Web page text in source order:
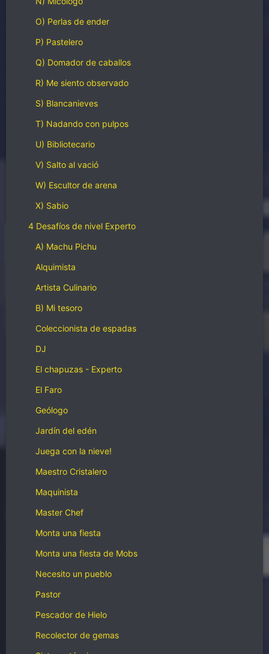
O) Perlas de ender
P) Pastelero
Q) Domador de caballos
R) Me siento observado
S) Blancanieves
T) Nadando con pulpos
U) Bibliotecario
V) Salto al vació
W) Escultor de arena
X) Sabio
4 Desafíos de nivel Experto
A) Machu Pichu
Alquimista
Artista Culinario
B) Mi tesoro
Coleccionista de espadas
DJ
El chapuzas - Experto
El Faro
Geólogo
Jardín del edén
Juega con la nieve!
Maestro Cristalero
Maquinista
Master Chef
Monta una fiesta
Monta una fiesta de Mobs
Necesito un pueblo
Pastor
Pescador de Hielo
Recolector de gemas